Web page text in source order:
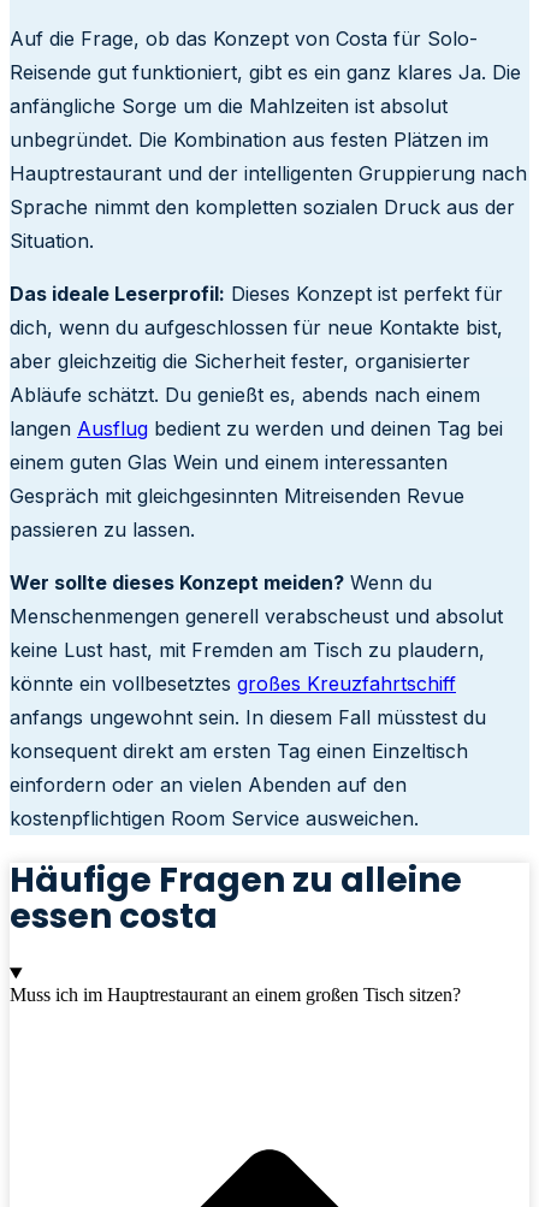
Auf die Frage, ob das Konzept von Costa für Solo-
Reisende gut funktioniert, gibt es ein ganz klares Ja. Die
anfängliche Sorge um die Mahlzeiten ist absolut
unbegründet. Die Kombination aus festen Plätzen im
Hauptrestaurant und der intelligenten Gruppierung nach
Sprache nimmt den kompletten sozialen Druck aus der
Situation.
Das ideale Leserprofil: Dieses Konzept ist perfekt für
dich, wenn du aufgeschlossen für neue Kontakte bist,
aber gleichzeitig die Sicherheit fester, organisierter
Abläufe schätzt. Du genießt es, abends nach einem
langen Ausflug bedient zu werden und deinen Tag bei
einem guten Glas Wein und einem interessanten
Gespräch mit gleichgesinnten Mitreisenden Revue
passieren zu lassen.
Wer sollte dieses Konzept meiden? Wenn du
Menschenmengen generell verabscheust und absolut
keine Lust hast, mit Fremden am Tisch zu plaudern,
könnte ein vollbesetztes großes Kreuzfahrtschiff
anfangs ungewohnt sein. In diesem Fall müsstest du
konsequent direkt am ersten Tag einen Einzeltisch
einfordern oder an vielen Abenden auf den
kostenpflichtigen Room Service ausweichen.
Häufige Fragen zu alleine
essen costa
Muss ich im Hauptrestaurant an einem großen Tisch sitzen?